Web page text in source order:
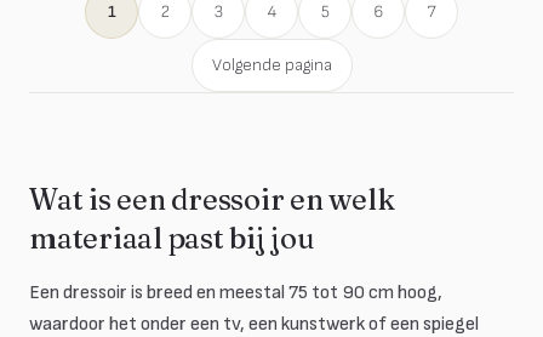
1 2 3 4 5 6 7
Volgende pagina
Wat is een dressoir en welk
materiaal past bij jou
Een dressoir is breed en meestal 75 tot 90 cm hoog,
waardoor het onder een tv, een kunstwerk of een spiegel